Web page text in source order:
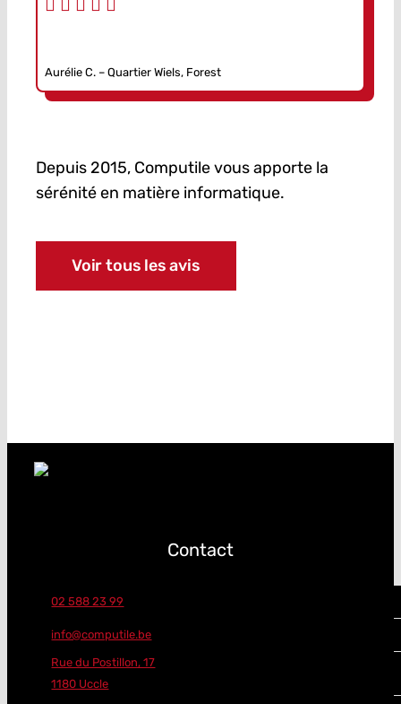
Aurélie C. – Quartier Wiels, Forest
Depuis 2015, Computile vous apporte la
sérénité en matière informatique.
Voir tous les avis
Contact
02 588 23 99
info@computile.be
Rue du Postillon, 17
1180 Uccle